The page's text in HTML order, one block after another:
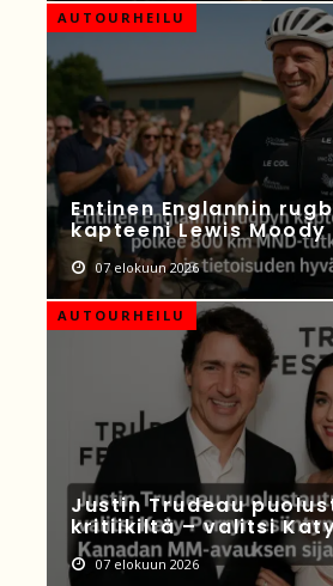
AUTOURHEILU
Entinen Englannin
kapteeni Lewis
07 elokuun 2026
AUTOURHEILU
Justin Trudeau
kritiikiltä – valitsi
07 elokuun 2026